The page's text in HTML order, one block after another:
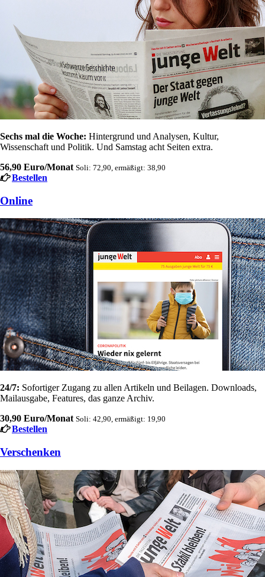
Sechs mal die Woche: Hintergrund und Analysen, Kultur,
Wissenschaft und Politik. Und Samstag acht Seiten extra.
56,90 Euro/Monat Soli: 72,90, ermäßigt: 38,90
Bestellen
Online
24/7: Sofortiger Zugang zu allen Artikeln und Beilagen. Downloads,
Mailausgabe, Features, das ganze Archiv.
30,90 Euro/Monat Soli: 42,90, ermäßigt: 19,90
Bestellen
Verschenken